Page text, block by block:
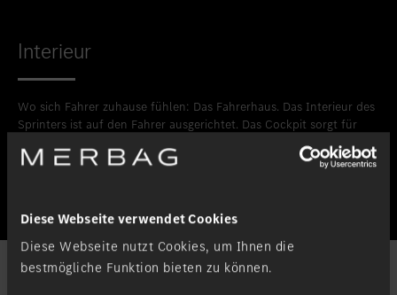
Diese Webseite verwendet Cookies
Diese Webseite nutzt Cookies, um Ihnen die
bestmögliche Funktion bieten zu können.
Interieur
Wo sich Fahrer zuhause fühlen: Das Fahrerhaus. Das Interieur des
Sprinters ist auf den Fahrer ausgerichtet. Das Cockpit sorgt für
eine ausgezeichnete Rundumsicht und das moderne Bedien- und
Anzeigekonzept leistet genau das, was Sie von ihm erwarten.